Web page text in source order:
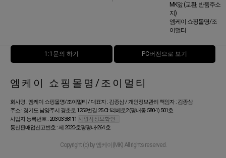
MK앞 (교환, 반품주소
지)
엠케이 쇼핑몰명/조
이멀티
1:1문의 하기 PC버전으로 보기
엠케이 쇼핑몰명/조이멀티
회사명 : 엠케이 쇼핑몰명/조이멀티 / 대표자 : 김종삼 / 개인정보관리 책임자 : 김종삼
주소 : 경기도 남양주시 경춘로 1256번길 25 CH리베로2 (평내동 580-1) 501호
사업자 등록번호 : 203-03-38111
통신판매업신고번호 : 제 2020-호평평내-264 호
Copyright (c) by 엠케이(MK) All rights reserved.